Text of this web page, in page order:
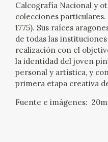
Calcografía Nacional y
colecciones particulares.
1775). Sus raíces
de todas las
realización con el
la identidad del joven
personal y artística, y
primera etapa creativa
Fuente e imágenes: